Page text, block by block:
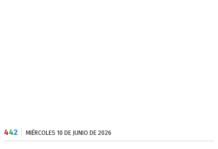
442 MIÉRCOLES 10 DE JUNIO DE 2026